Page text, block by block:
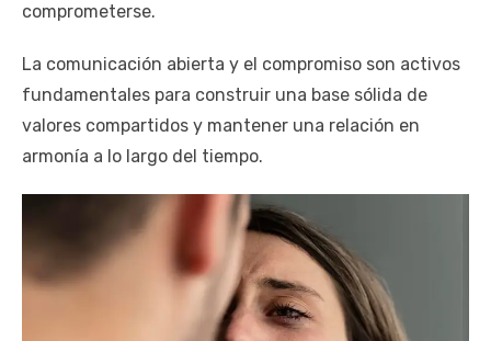
comprometerse.
La comunicación abierta y el compromiso son activos
fundamentales para construir una base sólida de
valores compartidos y mantener una relación en
armonía a lo largo del tiempo.